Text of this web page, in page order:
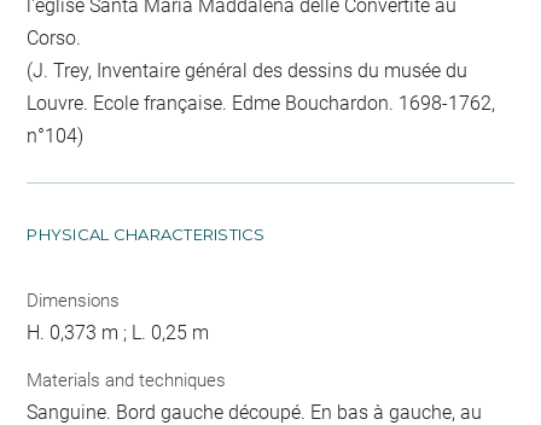
l'église Santa Maria Maddalena delle Convertite au
Corso.
(J. Trey, Inventaire général des dessins du musée du
Louvre. Ecole française. Edme Bouchardon. 1698-1762,
n°104)
PHYSICAL CHARACTERISTICS
Dimensions
H. 0,373 m ; L. 0,25 m
Materials and techniques
Sanguine. Bord gauche découpé. En bas à gauche, au